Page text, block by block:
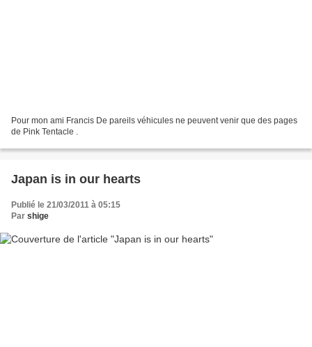
Pour mon ami Francis De pareils véhicules ne peuvent venir que des pages
de Pink Tentacle .
Japan is in our hearts
Publié le 21/03/2011 à 05:15
Par shige